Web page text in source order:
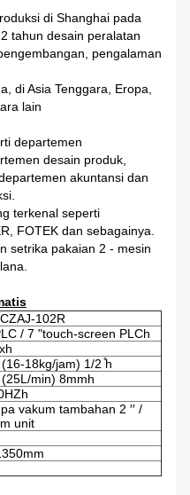
di Shanghai pada
tahun desain peralatan
pengalaman
di Asia Tenggara, Eropa,
lain
departemen
desain produk,
akuntansi dan
terkenal seperti
FOTEK dan sebagainya.
setrika pakaian 2 - mesin
102R
/ 7 "touch-screen PLCh
18kg/jam) 1/2 ̊h
min) 8mmh
vakum tambahan 2 ′′ /
unit